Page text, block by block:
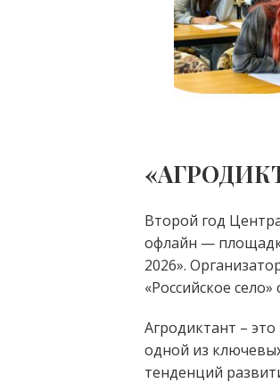
Второй год
офлайн —
2026».
«Российское
Агродиктант –
одной из
тенденций